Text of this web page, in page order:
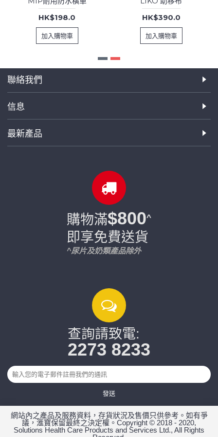
HK$198.0
加入購物車
HK$390.0
加入購物車
聯絡我們
信息
最新產品
購物滿$800^
即享免費送貨
^尿片及奶類產品除外
查詢請致電:
2273 8233
發送
網站內之產品及服務資料，存貨狀況及售價只供參考。如有爭
議，滙寶保留最終之決定權。Copyright © 2018 - 2020,
Solutions Health Care Products and Services Ltd., All Rights